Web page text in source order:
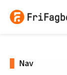
Nav